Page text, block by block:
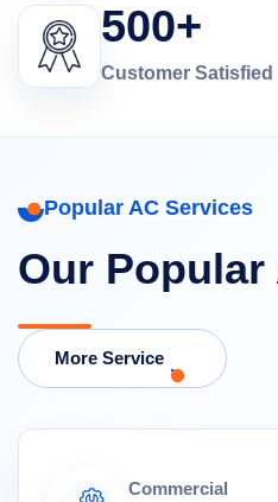
500+
Customer Satisfied
Popular AC Services
Our Popular
More Service
Commercial